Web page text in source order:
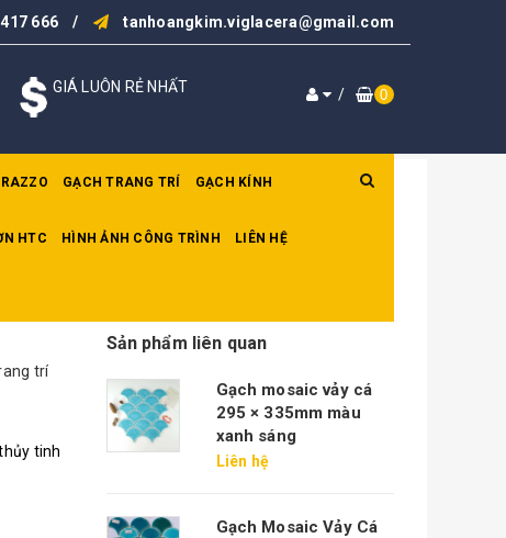
666 / tanhoangkim.viglacera@gmail.com
GIÁ LUÔN RẺ NHẤT / 0
GẠCH TRANG TRÍ GẠCH KÍNH
HTC HÌNH ẢNH CÔNG TRÌNH LIÊN HỆ
trí
tinh
Sản phẩm liên quan
Gạch mosaic vảy cá
295 × 335mm màu
xanh sáng
Liên hệ
Gạch Mosaic Vảy Cá